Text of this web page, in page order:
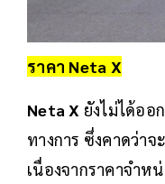
ราคา Neta X
Neta X ยังไม่ได้ออ
ทางการ ซึ่งคาดว่าจ
เนื่องจากราคาจำห